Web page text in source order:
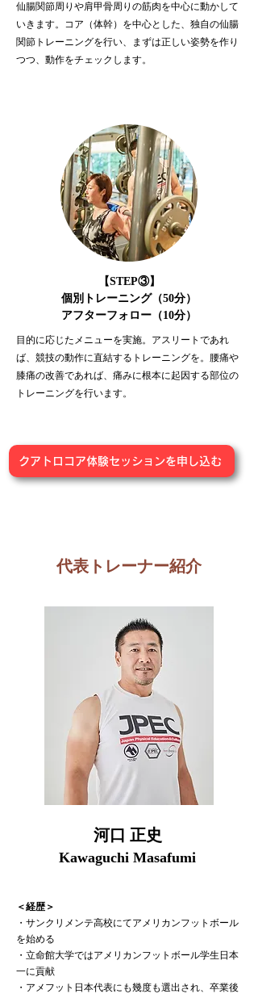
仙腸関節周りや肩甲骨周りの筋肉を中心に動かして
いきます。 コア（体幹）を中心とした、独自の仙腸
関節トレーニングを行い、まずは正しい姿勢を作り
つつ、動作をチェックします。
【STEP③】
個別トレーニング（50分）
アフターフォロー（10分）
目的に応じたメニューを実施。アスリートであれ
ば、競技の動作に直結するトレーニングを。
腰痛や
膝痛の改善であれば、痛みに根本に起因する部位の
トレーニングを行います。
クアトロコア体験セッションを申し込む
代表トレーナー紹介
河口 正史
Kawaguchi Masafumi
＜経歴＞
・サンクリメンテ高校にてアメリカンフットボール
を始める
・立命館大学ではアメリカンフットボール学生日本
一に貢献
・アメフット日本代表にも幾度も選出され、卒業後